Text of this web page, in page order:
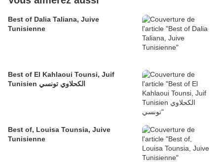
Best of Dalia Taliana, Juive
Tunisienne
Best of El Kahlaoui Tounsi, Juif
Tunisien الكحلاوي تونسي
Best of, Louisa Tounsia, Juive
Tunisienne